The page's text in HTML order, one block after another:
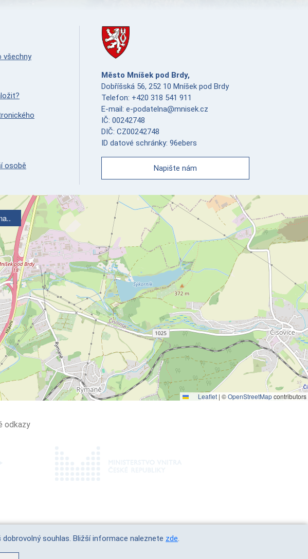
všechny
osobě
Město Mníšek pod Brdy,
Dobříšská 56, 252 10 Mníšek pod Brdy
Telefon: +420 318 541 911
E-mail: e-podatelna@mnisek.cz
IČ: 00242748
DIČ: CZ00242748
ID datové schránky: 96ebers
Napište nám
Leaflet | ©OpenStreetMapcontributors
odkazy
youtube
souhlas. Bližší informace naleznete zde.